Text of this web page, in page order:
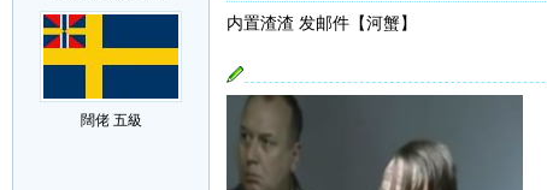
闊佬 五級
内置渣渣 发邮件【河蟹】